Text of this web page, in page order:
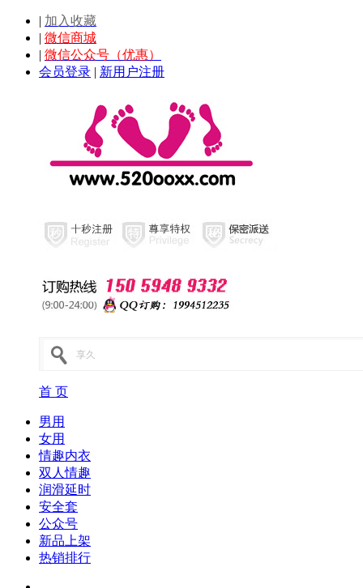
| 加入收藏
| 微信商城
| 微信公众号（优惠）
会员登录 | 新用户注册
首 页
男用
女用
情趣内衣
双人情趣
润滑延时
安全套
公众号
新品上架
热销排行